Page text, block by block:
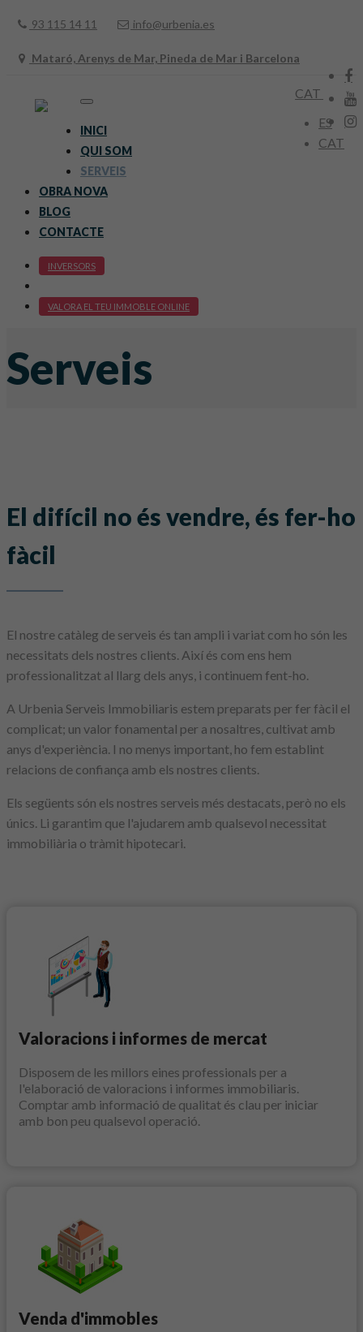
93 115 14 11 info@urbenia.es
Mataró, Arenys de Mar, Pineda de Mar i Barcelona
CAT
ES
CAT
Toggle
INICI
QUI SOM
SERVEIS
OBRA NOVA
BLOG
CONTACTE
INVERSORS
VALORA EL TEU IMMOBLE ONLINE
Serveis
El difícil no és vendre, és fer-ho
fàcil
El nostre catàleg de serveis és tan ampli i variat com ho són les
necessitats dels nostres clients. Així és com ens hem
professionalitzat al llarg dels anys, i continuem fent-ho.
A Urbenia Serveis Immobiliaris estem preparats per fer fàcil el
complicat; un valor fonamental per a nosaltres, cultivat amb
anys d'experiència. I no menys important, ho fem establint
relacions de confiança amb els nostres clients.
Els següents són els nostres serveis més destacats, però no els
únics. Li garantim que l'ajudarem amb qualsevol necessitat
immobiliària o tràmit hipotecari.
Valoracions i informes de mercat
Disposem de les millors eines professionals per a
l'elaboració de valoracions i informes immobiliaris.
Comptar amb informació de qualitat és clau per iniciar
amb bon peu qualsevol operació.
Venda d'immobles